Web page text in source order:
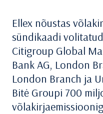
Ellex nõustas
sündikaadi
Citigroup Global
Bank AG, London
London Branch ja
Bitė Groupi 700